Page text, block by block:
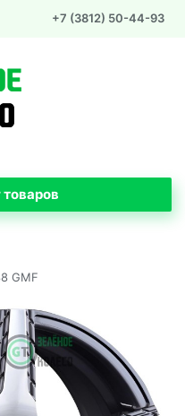
+7 (3812) 50-44-93
товаров
GMF